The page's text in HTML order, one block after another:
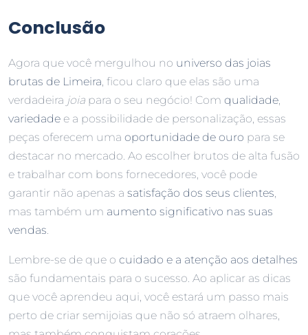
Conclusão
Agora que você mergulhou no universo das joias
brutas de Limeira , ficou claro que elas são uma
verdadeira joia para o seu negócio! Com qualidade
variedade e a possibilidade de personalização, essas
peças oferecem uma oportunidade de ouro para se
destacar no mercado. Ao escolher brutos de alta fusão
e trabalhar com bons fornecedores, você pode
garantir não apenas a satisfação dos seus clientes
mas também um aumento significativo nas suas
vendas
Lembre-se de que o cuidado e a atenção aos detalhes
são fundamentais para o sucesso. Ao aplicar as dicas
que você aprendeu aqui, você estará um passo mais
perto de criar semijoias que não só atraem olhares,